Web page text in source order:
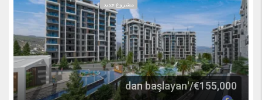
مشروع جديد
€155,000/'dan başlayan